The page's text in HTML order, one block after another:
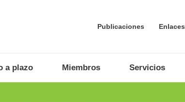
Publicaciones Enlaces
a plazo Miembros Servicios